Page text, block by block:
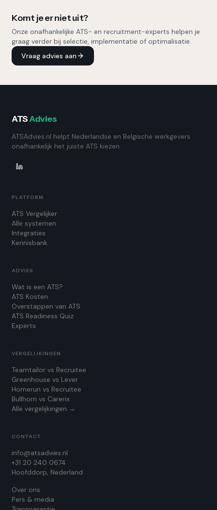
Komt je er niet uit?
Onze onafhankelijke ATS- en recruitment-experts helpen je
graag verder bij selectie, implementatie of optimalisatie.
Vraag advies aan
ATSAdvies
ATSAdvies.nl helpt Nederlandse en Belgische werkgevers
onafhankelijk het juiste ATS kiezen.
PLATFORM
ATS Vergelijker
Alle systemen
Integraties
Kennisbank
ADVIES
Wat is een ATS?
ATS Kosten
Overstappen van ATS
ATS Readiness Quiz
Experts
VERGELIJKINGEN
Teamtailor vs Recruitee
Greenhouse vs Lever
Homerun vs Recruitee
Bullhorn vs Carerix
Alle vergelijkingen →
CONTACT
info@atsadvies.nl
+31 20 240 0674
Hoofddorp, Nederland
Over ons
Pers & media